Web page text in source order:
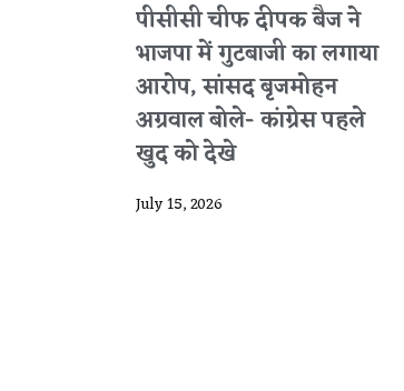
पीसीसी चीफ दीपक बैज ने
भाजपा में गुटबाजी का लगाया
आरोप, सांसद बृजमोहन
अग्रवाल बोले- कांग्रेस पहले
खुद को देखे
July 15, 2026